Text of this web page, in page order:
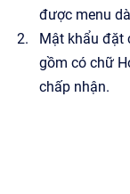
được menu
Mật khẩu đặt
gồm có chữ
chấp nhận.